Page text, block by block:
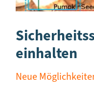
einhalten
Neue